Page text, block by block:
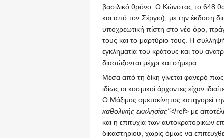
βασιλικό θρόνο. Ο Κώνστας το 648
και από τον Σέργιο), με την έκδοση
υποχρεωτική πίστη στο νέο όρο,
τους και το μαρτύριο τους. Η
εγκληματία του κράτους και του
διασώζονται μέχρι και σήμερα.
Μέσα από τη δίκη γίνεται φανερό
ιδίως οι κοσμικοί άρχοντες είχαν
Ο Μάξιμος αμετακίνητος κατηγορεί
καθολικής εκκλησίας"</ref> με
και η επιτυχία των αυτοκρατορικών
δικαστηρίου, χωρίς όμως να